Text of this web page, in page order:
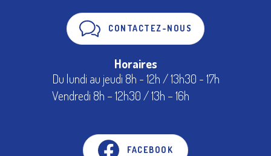
CONTACTEZ-NOUS
Horaires
Du lundi au jeudi 8h - 12h / 13h30 - 17h
Vendredi 8h – 12h30 / 13h – 16h
FACEBOOK